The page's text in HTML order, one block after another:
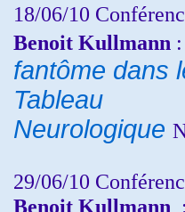
18/06/10
Benoit Kullmann :
fantôme dans
Tableau
Neurologique
29/06/10
Benoit Kullmann